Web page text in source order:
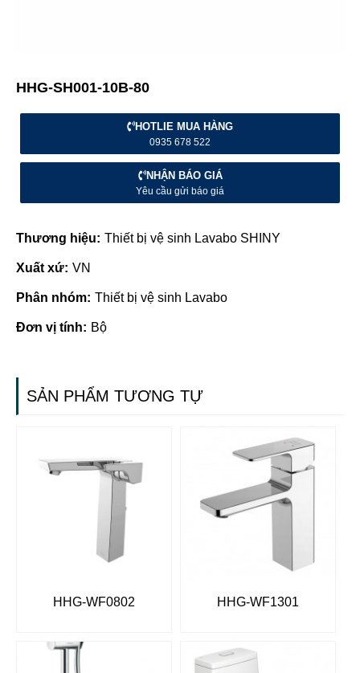
HHG-SH001-10B-80
HOTLIE MUA HÀNG
0935 678 522
NHẬN BÁO GIÁ
Yêu cầu gửi báo giá
Thương hiệu: Thiết bị vệ sinh Lavabo SHINY
Xuất xứ: VN
Phân nhóm: Thiết bị vệ sinh Lavabo
Đơn vị tính: Bộ
SẢN PHẨM TƯƠNG TỰ
HHG-WF0802 HHG-WF1301